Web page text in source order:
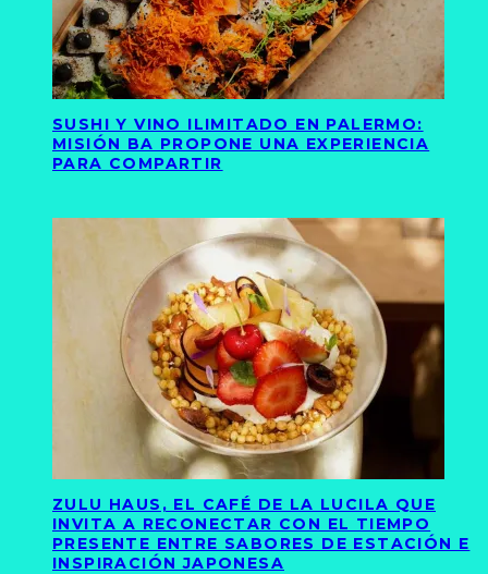
SUSHI Y VINO ILIMITADO EN PALERMO:
MISIÓN BA PROPONE UNA EXPERIENCIA
PARA COMPARTIR
ZULU HAUS, EL CAFÉ DE LA LUCILA QUE
INVITA A RECONECTAR CON EL TIEMPO
PRESENTE ENTRE SABORES DE ESTACIÓN E
INSPIRACIÓN JAPONESA